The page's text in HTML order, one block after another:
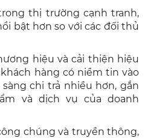
thị trường cạnh tranh,
bật hơn so với các đối thủ
hiệu và cải thiện hiệu
hàng có niềm tin vào
chi trả nhiều hơn, gắn
và dịch vụ của doanh
chúng và truyền thông,